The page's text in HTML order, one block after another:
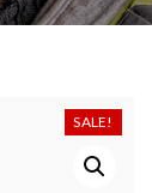
SALE!